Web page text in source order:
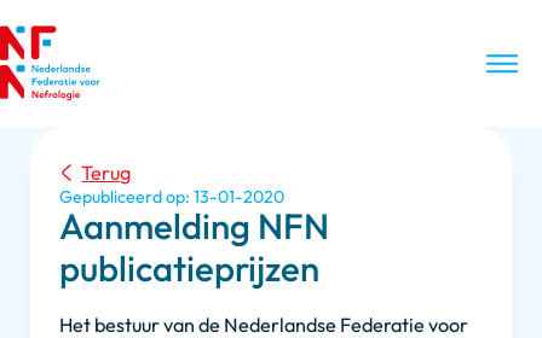
Terug
Gepubliceerd op: 13-01-2020
Aanmelding NFN
publicatieprijzen
Het bestuur van de Nederlandse Federatie voor